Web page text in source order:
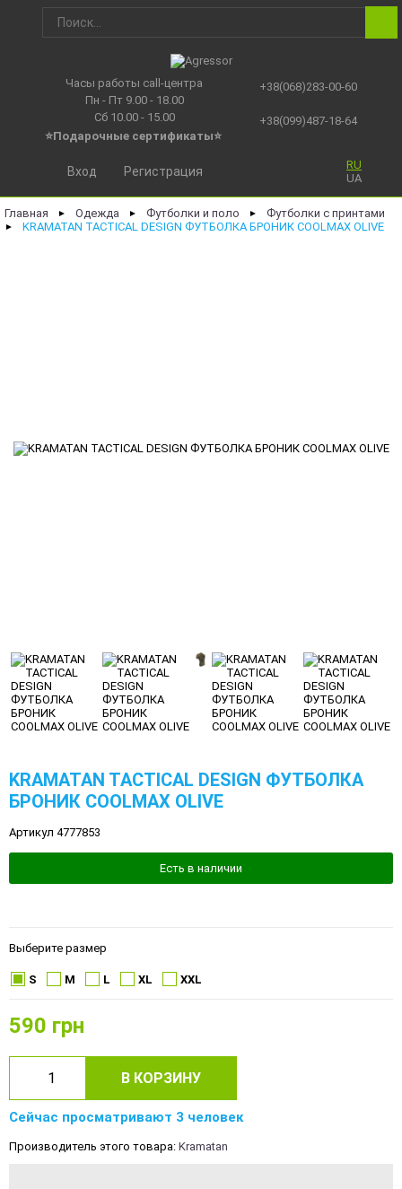
Часы работы call-центра
Пн - Пт 9.00 - 18.00
Сб 10.00 - 15.00
⭐Подарочные сертификаты⭐
+38(068)283-00-60
+38(099)487-18-64
RU
UA
Вход Регистрация
Главная ► Одежда ► Футболки и поло ► Футболки с принтами
► KRAMATAN TACTICAL DESIGN ФУТБОЛКА БРОНИК COOLMAX OLIVE
KRAMATAN TACTICAL DESIGN ФУТБОЛКА
БРОНИК COOLMAX OLIVE
Артикул 4777853
Есть в наличии
Выберите размер
S M L XL XXL
590 грн
В КОРЗИНУ
Сейчас просматривают 3 человек
Производитель этого товара: Kramatan